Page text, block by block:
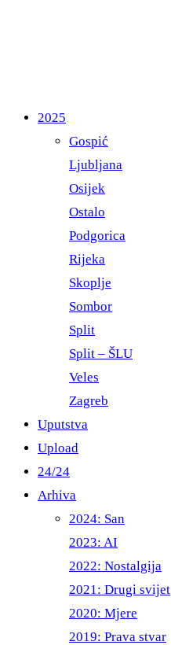
2025
Gospić
Ljubljana
Osijek
Ostalo
Podgorica
Rijeka
Skoplje
Sombor
Split
Split – ŠLU
Veles
Zagreb
Uputstva
Upload
24/24
Arhiva
2024: San
2023: AI
2022: Nostalgija
2021: Drugi svijet
2020: Mjere
2019: Prava stvar